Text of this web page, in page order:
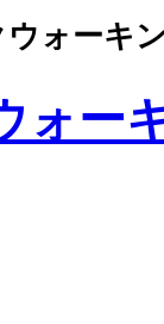
ォーキ
ォー